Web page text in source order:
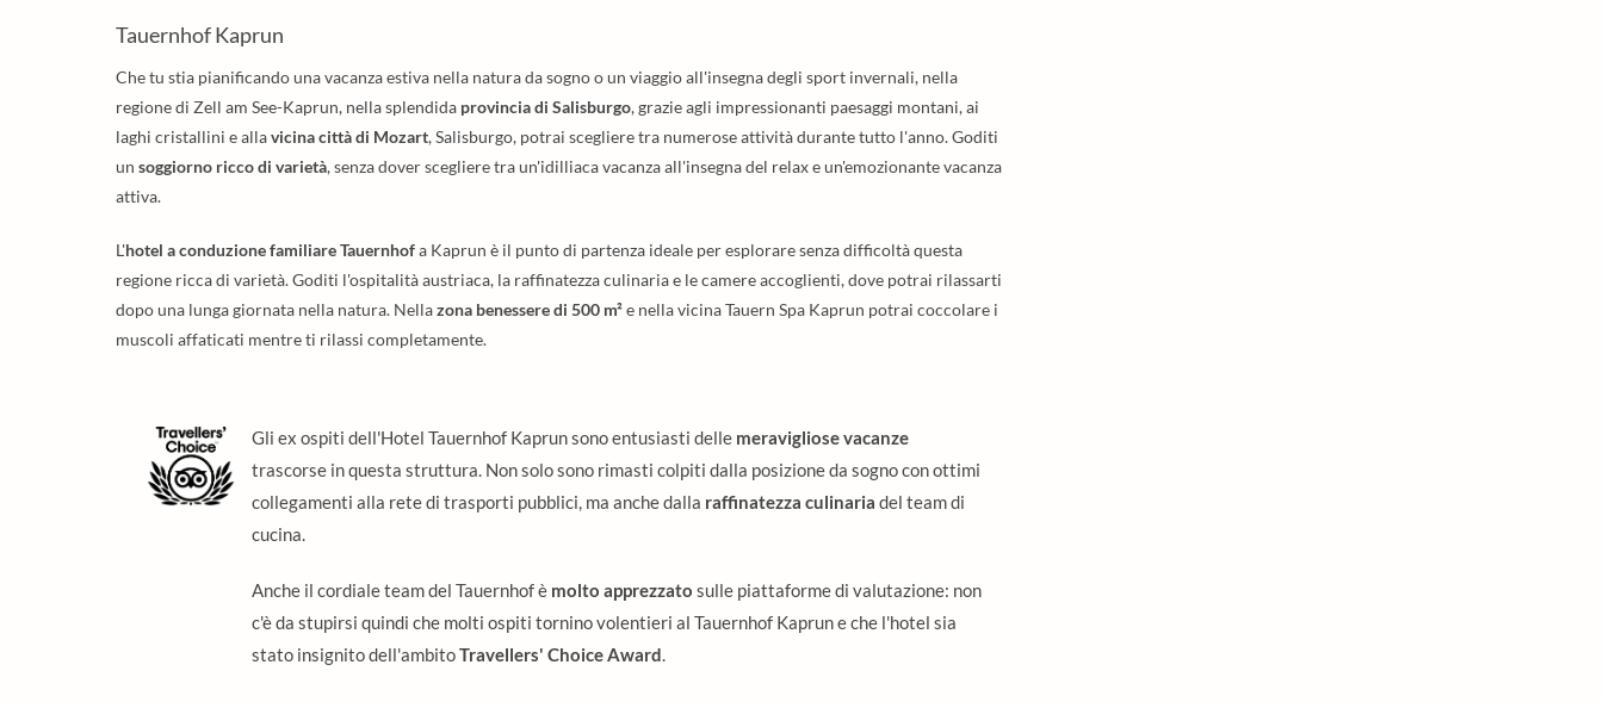
Tauernhof Kaprun
Che tu stia pianificando una vacanza estiva nella natura da sogno o un viaggio all'insegna degli sport invernali, nella
regione di Zell am See-Kaprun, nella splendida provincia di Salisburgo, grazie agli impressionanti paesaggi montani, ai
laghi cristallini e allavicina città di Mozart, Salisburgo, potrai scegliere tra numerose attività durante tutto l'anno. Goditi
un soggiorno ricco di varietà, senza dover scegliere tra un'idilliaca vacanza all'insegna del relax e un'emozionante vacanza
attiva.
L'hotel a conduzione familiare Tauernhofa Kaprun è il punto di partenza ideale per esplorare senza difficoltà questa
regione ricca di varietà. Goditi l'ospitalità austriaca, la raffinatezza culinaria e le camere accoglienti, dove potrai rilassarti
dopo una lunga giornata nella natura. Nellazona benessere di 500 m²e nella vicina Tauern Spa Kaprun potrai coccolare i
muscoli affaticati mentre ti rilassi completamente.
Gli ex ospiti dell'Hotel Tauernhof Kaprun sono entusiasti delle meravigliose vacanze
trascorse in questa struttura. Non solo sono rimasti colpiti dalla posizione da sogno con ottimi
collegamenti alla rete di trasporti pubblici, ma anche dalla raffinatezza culinaria del team di
cucina.
Anche il cordiale team del Tauernhof è molto apprezzato sulle piattaforme di valutazione: non
c'è da stupirsi quindi che molti ospiti tornino volentieri al Tauernhof Kaprun e che l'hotel sia
stato insignito dell'ambitoTravellers' Choice Award.